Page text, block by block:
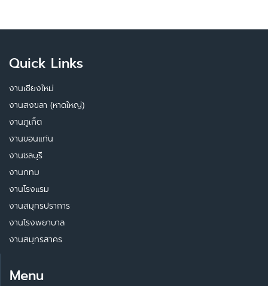
Quick Links
งานเชียงใหม่
งานสงขลา (หาดใหญ่)
งานภูเก็ต
งานขอนแก่น
งานชลบุรี
งานกทม
งานโรงแรม
งานสมุทรปราการ
งานโรงพยาบาล
งานสมุทรสาคร
Menu